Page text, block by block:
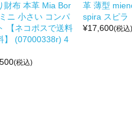
財布 本革 Mia Bor
ニ 小さい コンパ
【ネコポスで送料
】 (07000338r) 4
(税込)
革 薄型
spira スピラ
¥17,600(税込)